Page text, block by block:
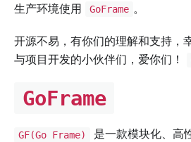
生产环境使用
GoFrame 。
开源不易，有你们的理解和支持，
与项目开发的小伙伴们，爱你们！
GoFrame
GF(Go Frame) 是一款模块化、高